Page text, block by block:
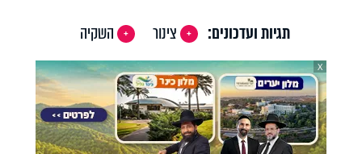
תגיות ועדכונים: צינור השקיה
X